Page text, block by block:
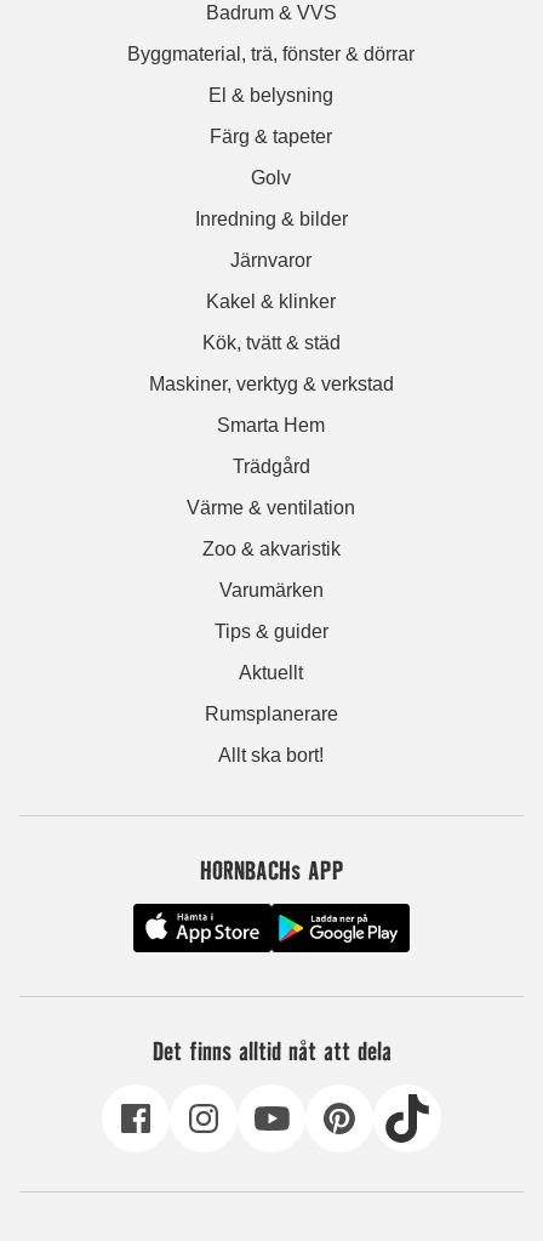
Badrum & VVS
Byggmaterial, trä, fönster & dörrar
El & belysning
Färg & tapeter
Golv
Inredning & bilder
Järnvaror
Kakel & klinker
Kök, tvätt & städ
Maskiner, verktyg & verkstad
Smarta Hem
Trädgård
Värme & ventilation
Zoo & akvaristik
Varumärken
Tips & guider
Aktuellt
Rumsplanerare
Allt ska bort!
HORNBACHs APP
Det finns alltid nåt att dela